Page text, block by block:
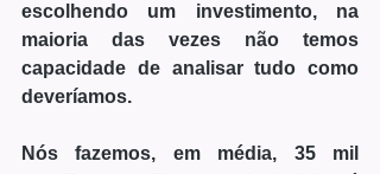
escolhendo um investimento, na
maioria das vezes não temos
capacidade de analisar tudo como
deveríamos.
Nós fazemos, em média, 35 mil